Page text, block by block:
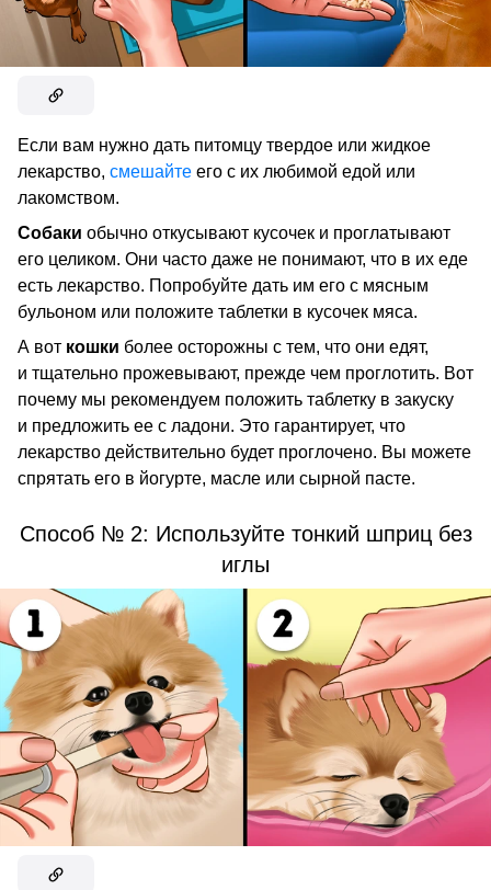
Если вам нужно дать питомцу твердое или жидкое
лекарство, смешайте его с их любимой едой или
лакомством.
Собаки обычно откусывают кусочек и проглатывают
его целиком. Они часто даже не понимают, что в их еде
есть лекарство. Попробуйте дать им его с мясным
бульоном или положите таблетки в кусочек мяса.
А вот кошки более осторожны с тем, что они едят,
и тщательно прожевывают, прежде чем проглотить. Вот
почему мы рекомендуем положить таблетку в закуску
и предложить ее с ладони. Это гарантирует, что
лекарство действительно будет проглочено. Вы можете
спрятать его в йогурте, масле или сырной пасте.
Способ № 2: Используйте тонкий шприц без
иглы